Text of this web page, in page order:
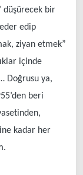
düşürecek bir
edip
ziyan etmek”
içinde
Doğrusu ya,
beri
kadar her